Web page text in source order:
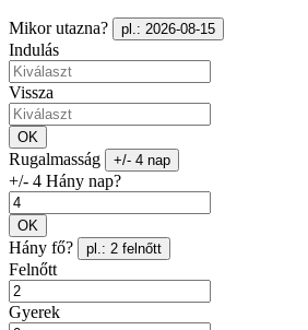
Mikor utazna? pl.: 2026-08-15
Indulás
Vissza
OK
Rugalmasság +/- 4 nap
+/- 4 Hány nap?
OK
Hány fő? pl.: 2 felnőtt
Felnőtt
Gyerek